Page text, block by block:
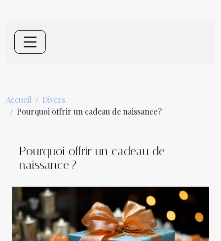
Accueil
Divers
Pourquoi offrir un cadeau de naissance ?
Pourquoi offrir un cadeau de
naissance ?